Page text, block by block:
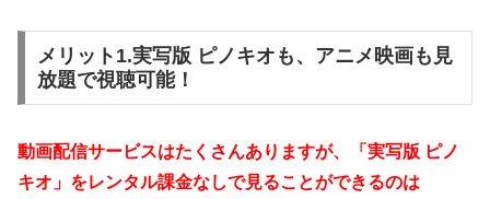
メリット1.実写版 ピノキオも、アニメ映画も見
放題で視聴可能！
動画配信サービスはたくさんありますが、「実写版 ピノ
キオ」をレンタル課金なしで見ることができるのは